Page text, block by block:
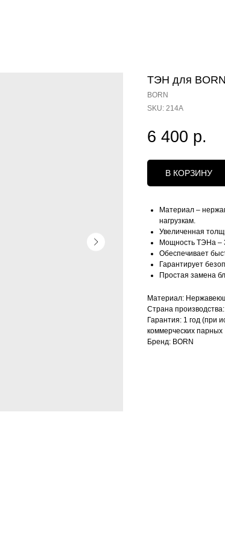
ТЭН для
BORN
SKU: 214A
6 400 р.
В КОРЗИНУ
Материал –
нагрузкам.
Увеличенная
Мощность ТЭНа –
Обеспечивает
Гарантирует
Простая замена
Материал:
Страна
Гарантия: 1 год (при
коммерческих парных
Бренд: BORN